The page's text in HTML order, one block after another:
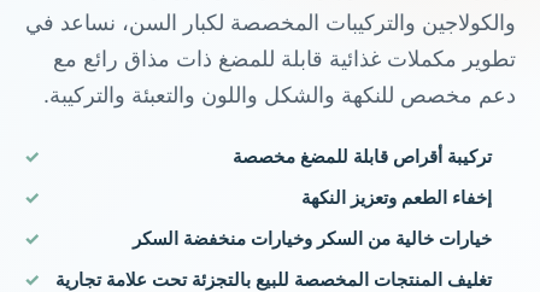
والكولاجين والتركيبات المخصصة لكبار السن، نساعد في
تطوير مكملات غذائية قابلة للمضغ ذات مذاق رائع مع
دعم مخصص للنكهة والشكل واللون والتعبئة والتركيبة.
تركيبة أقراص قابلة للمضغ مخصصة
إخفاء الطعم وتعزيز النكهة
خيارات خالية من السكر وخيارات منخفضة السكر
تغليف المنتجات المخصصة للبيع بالتجزئة تحت علامة تجارية